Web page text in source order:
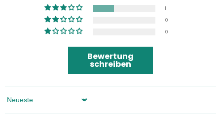
1
0
0
Bewertung
schreiben
Sortieren Nach